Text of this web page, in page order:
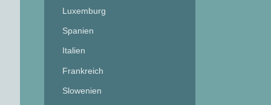
Luxemburg
Spanien
Italien
Frankreich
Slowenien